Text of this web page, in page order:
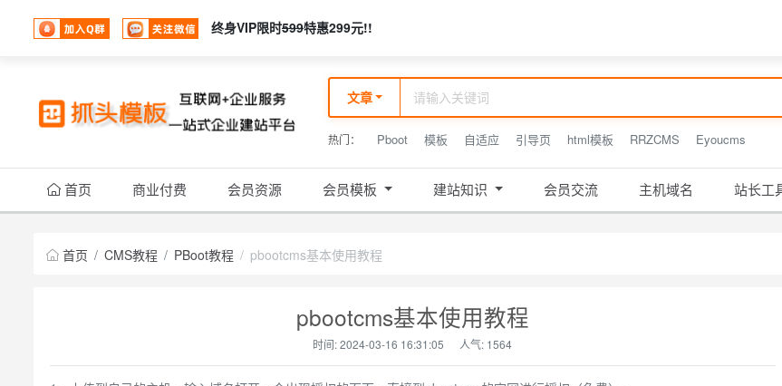
终身VIP限时599特惠299元!!
文章
热门： Pboot 模板 自适应 引导页 html模板 RRZCMS Eyoucms
首页 商业付费 会员资源 会员模板 建站知识 会员交流 主机域名 站长工
首页 CMS教程 PBoot教程 pbootcms基本使用教程
pbootcms基本使用教程
时间: 2024-03-16 16:31:05 人气: 1564